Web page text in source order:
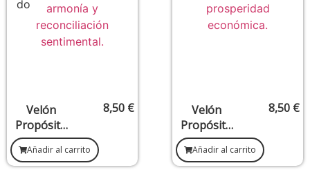
Velón
Propósito
Unión de
Pareja –
Amor y
8,50 €
Añadir al carrito
Velón
Propósito
Garrapata
– Atracción
de suerte y
8,50 €
Añadir al carrito